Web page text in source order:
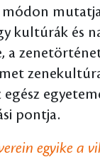
kultúrák és
a
egész
pontja.
egyike a